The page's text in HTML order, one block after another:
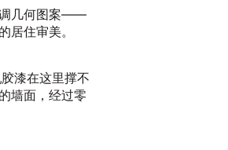
调几何图案——
居住审美。
漆在这里撑不
墙面，经过零